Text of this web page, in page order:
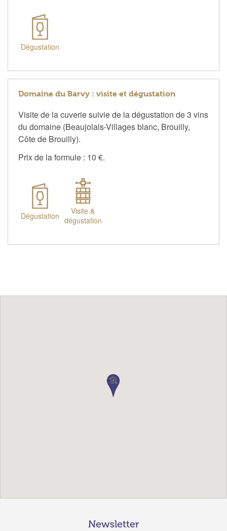
Dégustation
Domaine du Barvy : visite et dégustation
Visite de la cuverie suivie de la dégustation de 3 vins
du domaine (Beaujolais-Villages blanc, Brouilly,
Côte de Brouilly).
Prix de la formule : 10 €.
Dégustation
Visite &
dégustation
Newsletter